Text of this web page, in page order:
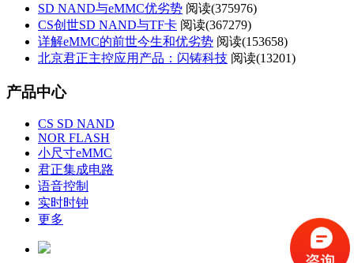
SD NAND与eMMC优劣势 阅读(375976)
CS创世SD NAND与TF卡 阅读(367279)
详解eMMC的前世今生和优劣势 阅读(153658)
北京君正主控应用产品：闪铸科技 阅读(13201)
产品中心
CS SD NAND
NOR FLASH
小尺寸eMMC
君正集成电路
语音控制
实时时钟
更多